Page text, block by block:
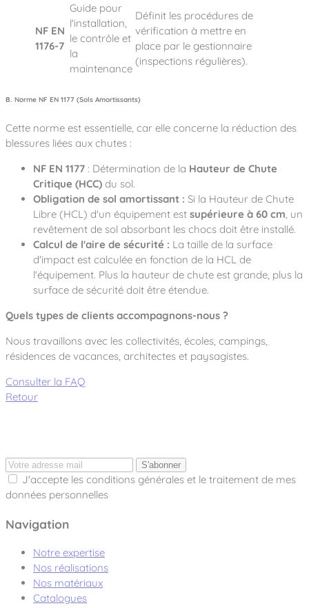
NF EN
1176-7
Guide pour
l'installation,
le contrôle et
la
maintenance
Définit les procédures de
vérification à mettre en
place par le gestionnaire
(inspections régulières).
B. Norme NF EN 1177 (Sols Amortissants)
Cette norme est essentielle, car elle concerne la réduction des
blessures liées aux chutes :
NF EN 1177 : Détermination de la Hauteur de Chute
Critique (HCC) du sol.
Obligation de sol amortissant : Si la Hauteur de Chute
Libre (HCL) d'un équipement est supérieure à 60 cm, un
revêtement de sol absorbant les chocs doit être installé.
Calcul de l'aire de sécurité : La taille de la surface
d'impact est calculée en fonction de la HCL de
l'équipement. Plus la hauteur de chute est grande, plus la
surface de sécurité doit être étendue.
Quels types de clients accompagnons-nous ?
Nous travaillons avec les collectivités, écoles, campings,
résidences de vacances, architectes et paysagistes.
Consulter la FAQ
Retour
S'abonner
J'accepte les conditions générales et le traitement de mes
données personnelles
Navigation
Notre expertise
Nos réalisations
Nos matériaux
Catalogues